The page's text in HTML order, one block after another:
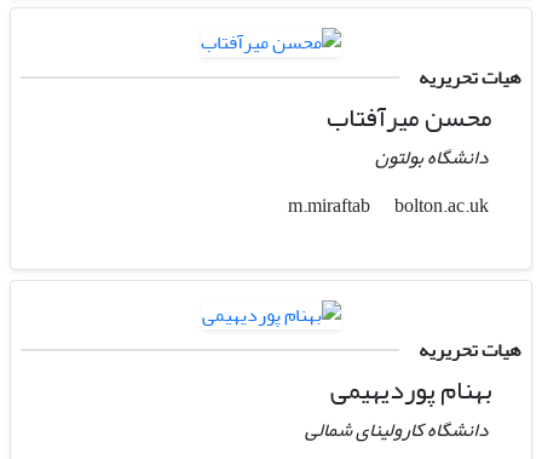
هیات تحریریه
محسن میرآفتاب
دانشگاه بولتون
bolton.ac.uk
هیات تحریریه
بهنام پوردیهیمی
دانشگاه کارولینای شمالی